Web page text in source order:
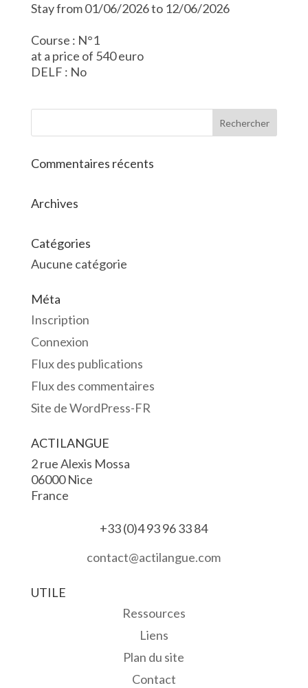
Stay from 01/06/2026 to 12/06/2026
Course : N°1
at a price of 540 euro
DELF : No
Commentaires récents
Archives
Catégories
Aucune catégorie
Méta
Inscription
Connexion
Flux des publications
Flux des commentaires
Site de WordPress-FR
ACTILANGUE
2 rue Alexis Mossa
06000 Nice
France
+33 (0)4 93 96 33 84
contact@actilangue.com
UTILE
Ressources
Liens
Plan du site
Contact